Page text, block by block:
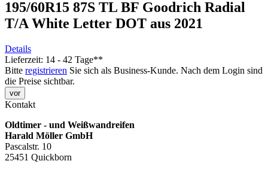
195/60R15 87S TL BF Goodrich Radial
T/A White Letter DOT aus 2021
Details
Lieferzeit: 14 - 42 Tage**
Bitte registrieren Sie sich als Business-Kunde. Nach dem Login sind
die Preise sichtbar.
vor
Kontakt
Oldtimer - und Weißwandreifen
Harald Möller GmbH
Pascalstr. 10
25451 Quickborn